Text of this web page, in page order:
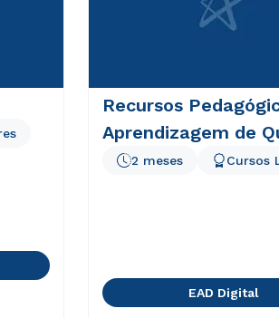
Recursos
Aprendizagem de
2 meses Cursos
EAD Digital